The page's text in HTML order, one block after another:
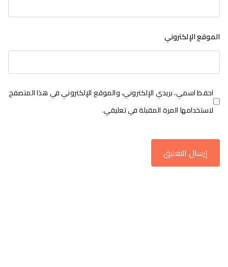
الموقع الإلكتروني
احفظ اسمي، بريدي الإلكتروني، والموقع الإلكتروني في هذا المتصفح
لاستخدامها المرة المقبلة في تعليقي.